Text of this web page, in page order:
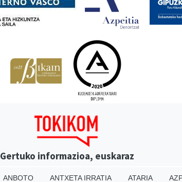
Gertuko informazioa, euskaraz
ANBOTO ANTXETA IRRATIA ATARIA